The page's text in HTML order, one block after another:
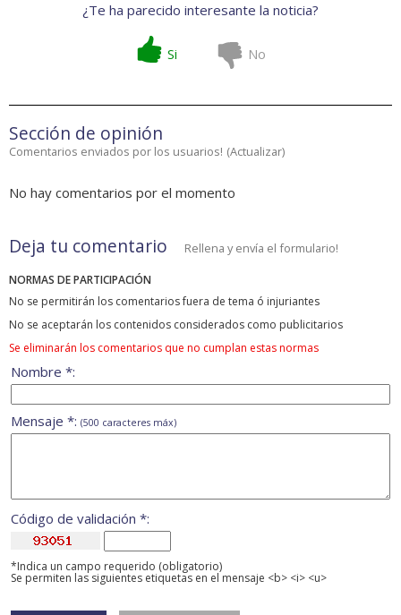
¿Te ha parecido interesante la noticia?
Si No
Sección de opinión
Comentarios enviados por los usuarios! (Actualizar)
No hay comentarios por el momento
Deja tu comentario Rellena y envía el formulario!
NORMAS DE PARTICIPACIÓN
No se permitirán los comentarios fuera de tema ó injuriantes
No se aceptarán los contenidos considerados como publicitarios
Se eliminarán los comentarios que no cumplan estas normas
Nombre *:
Mensaje *: (500 caracteres máx)
Código de validación *:
*Indica un campo requerido (obligatorio)
Se permiten las siguientes etiquetas en el mensaje <b> <i> <u>